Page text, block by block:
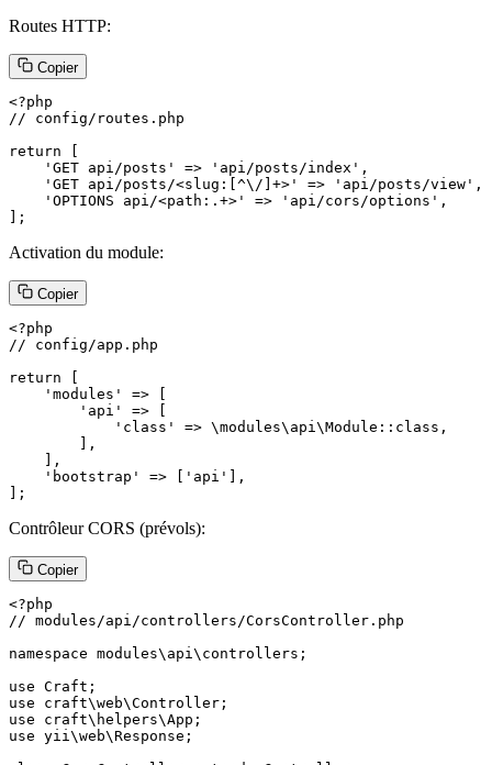
Routes HTTP:
Copier
<?php
// config/routes.php
return [
    'GET api/posts' => 'api/posts/index',
    'GET api/posts/<slug:[^\/]+>' => 'api/posts/view',
    'OPTIONS api/<path:.+>' => 'api/cors/options',
];
Activation du module:
Copier
<?php
// config/app.php
return [
    'modules' => [
        'api' => [
            'class' => \modules\api\Module::class,
        ],
    ],
    'bootstrap' => ['api'],
];
Contrôleur CORS (prévols):
Copier
<?php
// modules/api/controllers/CorsController.php
namespace modules\api\controllers;
use Craft;
use craft\web\Controller;
use craft\helpers\App;
use yii\web\Response;